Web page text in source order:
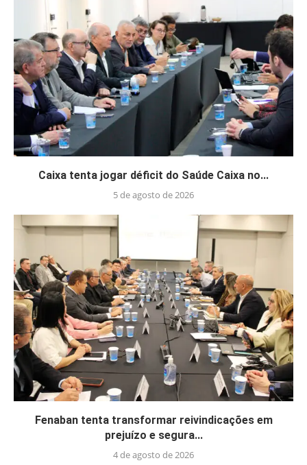
Caixa tenta jogar déficit do Saúde Caixa no...
5 de agosto de 2026
Fenaban tenta transformar reivindicações em
prejuízo e segura...
4 de agosto de 2026